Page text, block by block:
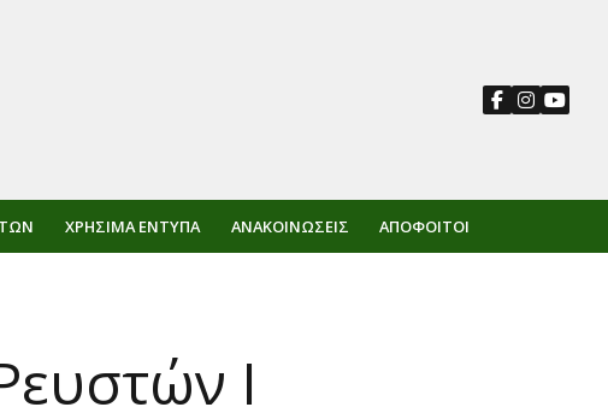
ΧΡΉΣΙΜΑ ΈΝΤΥΠΑ ΑΝΑΚΟΙΝΏΣΕΙΣ ΑΠΌΦΟΙΤΟΙ
Ι